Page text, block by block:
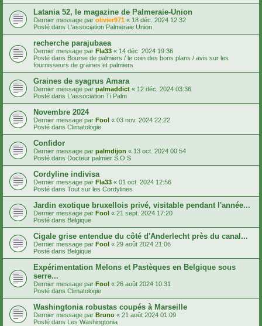
Latania 52, le magazine de Palmeraie-Union
Dernier message par olivier971 « 18 déc. 2024 12:32
Posté dans L'association Palmeraie Union
recherche parajubaea
Dernier message par Fla33 « 14 déc. 2024 19:36
Posté dans Bourse de palmiers / le coin des bons plans / avis sur les
fournisseurs de graines et palmiers
Graines de syagrus Amara
Dernier message par palmaddict « 12 déc. 2024 03:36
Posté dans L'association Ti Palm
Novembre 2024
Dernier message par Fool « 03 nov. 2024 22:22
Posté dans Climatologie
Confidor
Dernier message par palmdijon « 13 oct. 2024 00:54
Posté dans Docteur palmier S.O.S
Cordyline indivisa
Dernier message par Fla33 « 01 oct. 2024 12:56
Posté dans Tout sur les Cordylines
Jardin exotique bruxellois privé, visitable pendant l'année...
Dernier message par Fool « 21 sept. 2024 17:20
Posté dans Belgique
Cigale grise entendue du côté d'Anderlecht près du canal...
Dernier message par Fool « 29 août 2024 21:06
Posté dans Belgique
Expérimentation Melons et Pastèques en Belgique sous
serre...
Dernier message par Fool « 26 août 2024 10:31
Posté dans Climatologie
Washingtonia robustas coupés à Marseille
Dernier message par Bruno « 21 août 2024 01:09
Posté dans Les Washingtonia